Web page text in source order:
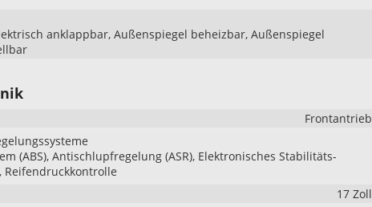
anklappbar, Außenspiegel beheizbar, Außenspiegel
Frontantrieb
(ABS), Antischlupfregelung (ASR), Elektronisches Stabilitäts-
Reifendruckkontrolle
17 Zoll